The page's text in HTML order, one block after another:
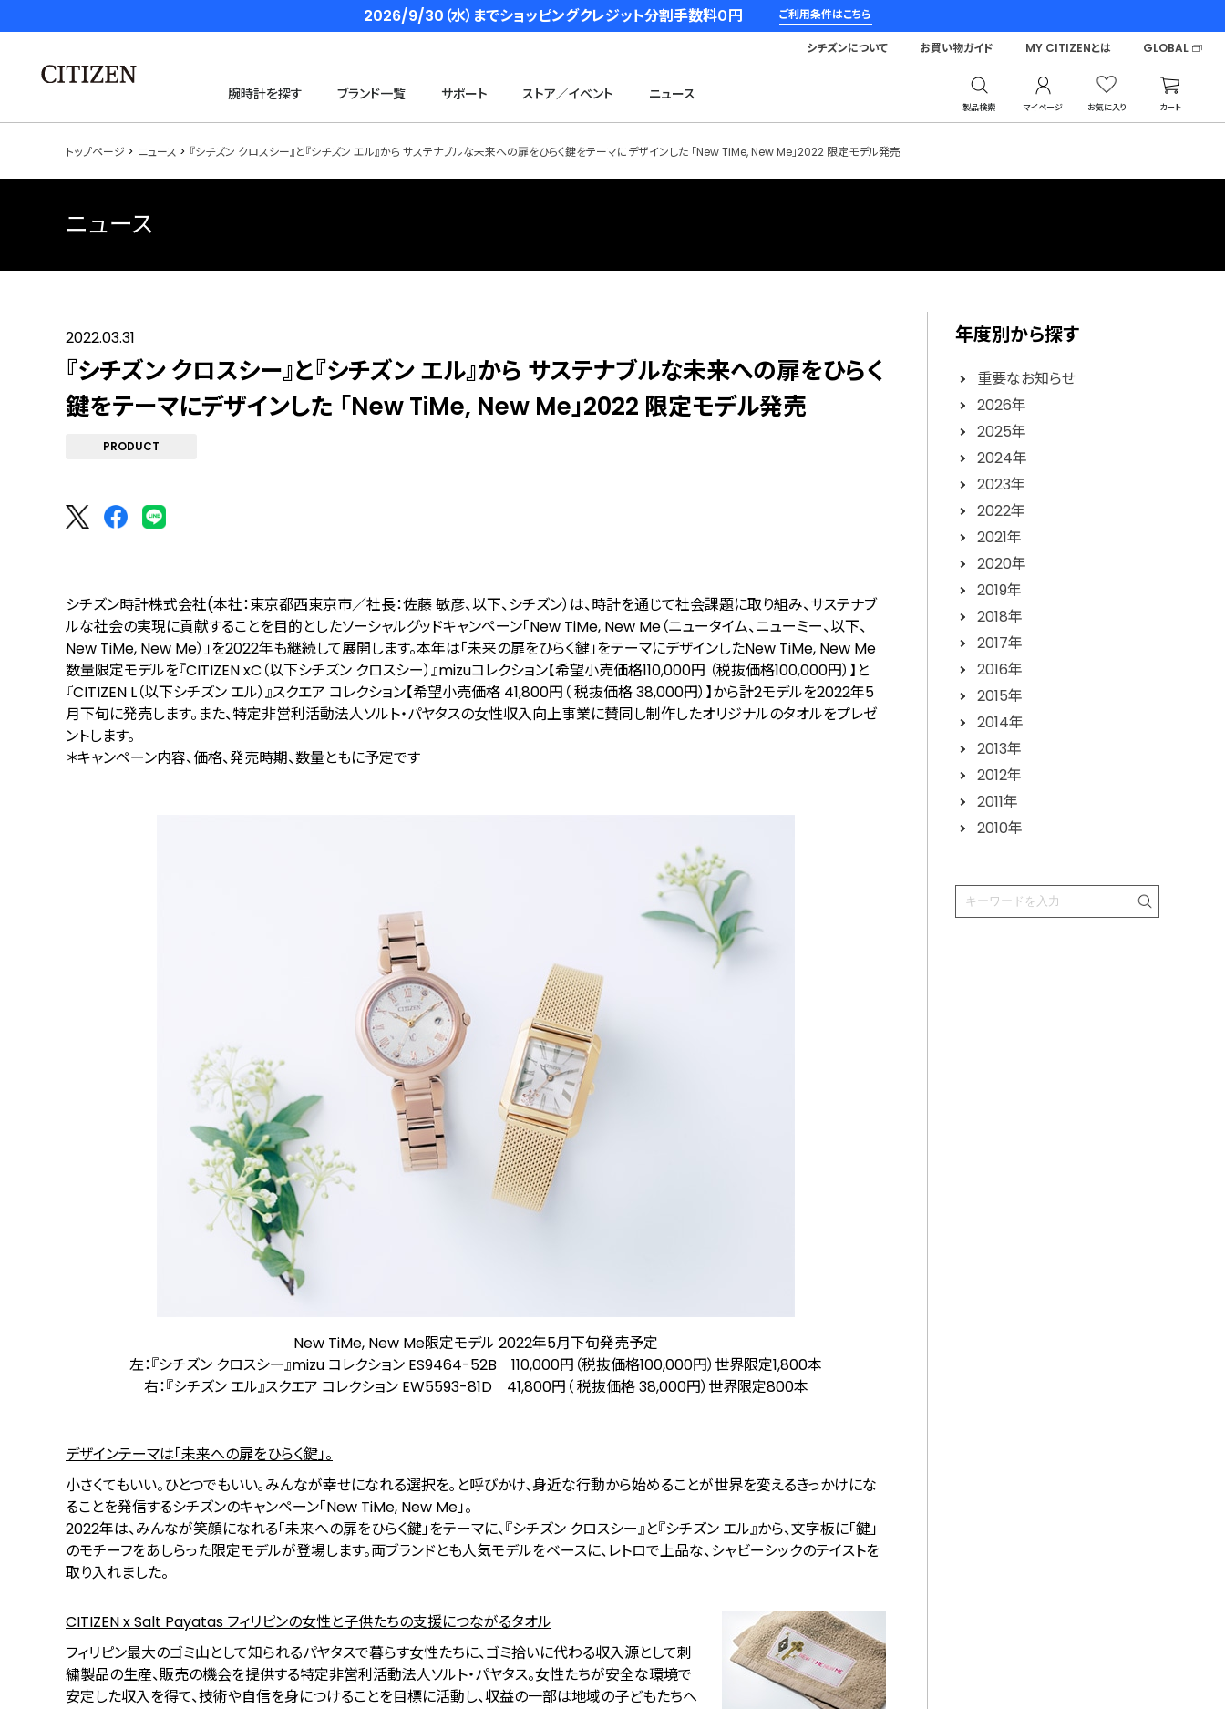
2026/9/30（水）までショッピングクレジット分割手数料０円 ご利用条件はこちら
腕時計を探す ブランド一覧 サポート ストア／イベント ニュース
製品検索 マイページ お気に入り カート
シチズンについて お買い物ガイド MY CITIZENとは GLOBAL
トップページ ニュース 『シチズン クロスシー』と『シチズン エル』から サステナブルな未来への扉をひらく鍵をテーマにデザインした 「New TiMe, New Me」2022 限定モデル発売
ニュース
2022.03.31
『シチズン クロスシー』と『シチズン エル』から サステナブルな未来への扉をひらく
鍵をテーマにデザインした 「New TiMe, New Me」2022 限定モデル発売
PRODUCT
シチズン時計株式会社(本社：東京都西東京市／社長：佐藤 敏彦、以下、シチズン）は、時計を通じて社会課題に取り組み、サステナブ
ルな社会の実現に貢献することを目的としたソーシャルグッドキャンペーン「New TiMe, New Me（ニュータイム、ニューミー、以下、
New TiMe, New Me）」を2022年も継続して展開します。本年は「未来の扉をひらく鍵」をテーマにデザインしたNew TiMe, New Me
数量限定モデルを『CITIZEN xC（以下シチズン クロスシー）』mizuコレクション【希望小売価格110,000円 （税抜価格100,000円）】と
『CITIZEN L（以下シチズン エル）』スクエア コレクション【希望小売価格 41,800円（ 税抜価格 38,000円）】から計2モデルを2022年5
月下旬に発売します。また、特定非営利活動法人ソルト・パヤタスの女性収入向上事業に賛同し制作したオリジナルのタオルをプレゼ
ントします。
＊キャンペーン内容、価格、発売時期、数量ともに予定です
New TiMe, New Me限定モデル 2022年5月下旬発売予定
左：『シチズン クロスシー』mizu コレクション ES9464-52B 110,000円（税抜価格100,000円）世界限定1,800本
右：『シチズン エル』スクエア コレクション EW5593-81D 41,800円（ 税抜価格 38,000円）世界限定800本
デザインテーマは「未来への扉をひらく鍵」。
⼩さくてもいい。ひとつでもいい｡みんなが幸せになれる選択を｡と呼びかけ、身近な行動から始めることが世界を変えるきっかけにな
ることを発信するシチズンのキャンペーン「New TiMe, New Me」。
2022年は、みんなが笑顔になれる「未来への扉をひらく鍵」をテーマに、『シチズン クロスシー』と『シチズン エル』から、⽂字板に「鍵」
のモチーフをあしらった限定モデルが登場します。両ブランドとも人気モデルをベースに、レトロで上品な、シャビーシックのテイストを
取り入れました。
CITIZEN x Salt Payatas フィリピンの女性と子供たちの支援につながるタオル
フィリピン最大のゴミ山として知られるパヤタスで暮らす女性たちに、ゴミ拾いに代わる収入源として刺
繍製品の生産、販売の機会を提供する特定非営利活動法人ソルト・パヤタス。女性たちが安全な環境で
安定した収入を得て、技術や自信を身につけることを目標に活動し、収益の一部は地域の子どもたちへ
年度別から探す
重要なお知らせ
2026年
2025年
2024年
2023年
2022年
2021年
2020年
2019年
2018年
2017年
2016年
2015年
2014年
2013年
2012年
2011年
2010年